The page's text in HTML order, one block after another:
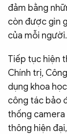
đảm bằng
còn được gìn
của mỗi người.
Tiếp tục hiện
Chính trị,
dụng khoa
công tác bảo
thống camera
thông hiện